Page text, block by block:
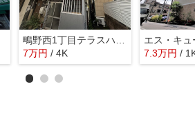
鴫野西1丁目テラスハウス
7万円 / 4K 7.3万円 /